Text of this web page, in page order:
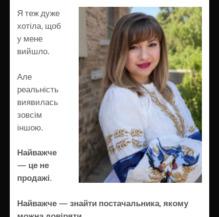
Я теж дуже
хотіла, щоб
у мене
вийшло.
Але
реальність
виявилась
зовсім
іншою.
Найважче
— це не
продажі.
Найважче — знайти постачальника, якому